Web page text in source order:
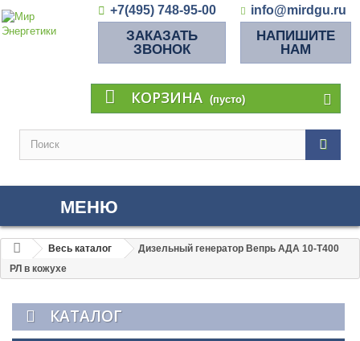
+7(495) 748-95-00 info@mirdgu.ru
ЗАКАЗАТЬ
ЗВОНОК
НАПИШИТЕ
НАМ
КОРЗИНА (пусто)
МЕНЮ
Весь каталог
Дизельный генератор Вепрь АДА 10-Т400
РЛ в кожухе
КАТАЛОГ